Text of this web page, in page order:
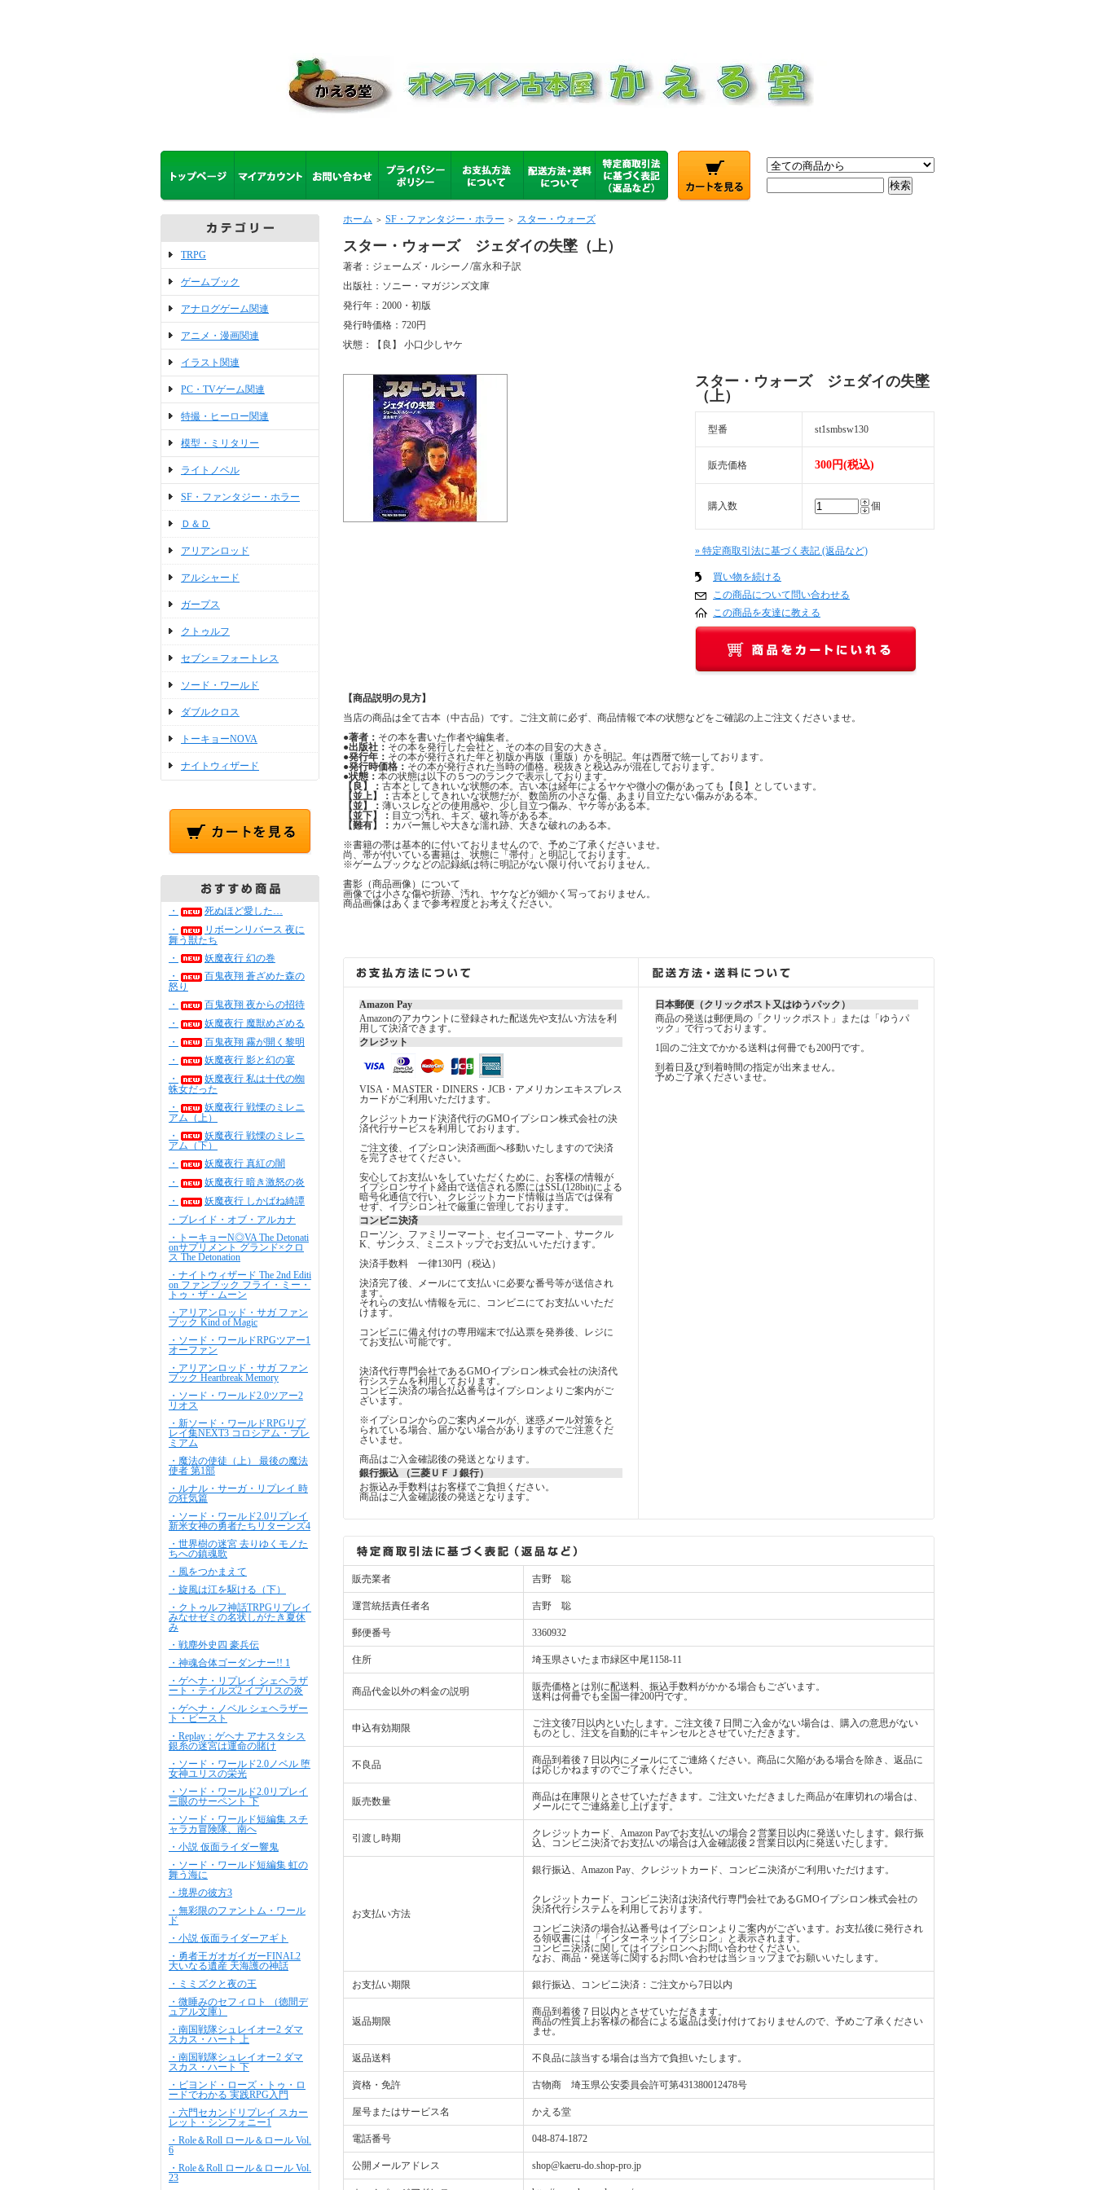
TRPG
ゲームブック
アナログゲーム関連
アニメ・漫画関連
イラスト関連
PC・TVゲーム関連
特撮・ヒーロー関連
模型・ミリタリー
ライトノベル
SF・ファンタジー・ホラー
Ｄ＆Ｄ
アリアンロッド
アルシャード
ガープス
クトゥルフ
セブン＝フォートレス
ソード・ワールド
ダブルクロス
トーキョーNOVA
ナイトウィザード
・
死ぬほど愛した…
・
リボーンリバース 夜に
舞う獣たち
・
妖魔夜行 幻の巻
・
百鬼夜翔 蒼ざめた森の
怒り
・
百鬼夜翔 夜からの招待
・
妖魔夜行 魔獣めざめる
・
百鬼夜翔 霧が開く黎明
・
妖魔夜行 影と幻の宴
・
妖魔夜行 私は十代の蜘
蛛女だった
・
妖魔夜行 戦慄のミレニ
アム（上）
・
妖魔夜行 戦慄のミレニ
アム（下）
・
妖魔夜行 真紅の闇
・
妖魔夜行 暗き激怒の炎
・
妖魔夜行 しかばね綺譚
・ブレイド・オブ・アルカナ
・トーキョーN◎VA The Detonati
onサプリメント グランド×クロ
ス The Detonation
・ナイトウィザード The 2nd Editi
on ファンブック フライ・ミー・
トゥ・ザ・ムーン
・アリアンロッド・サガ ファン
ブック Kind of Magic
・ソード・ワールドRPGツアー1
オーファン
・アリアンロッド・サガ ファン
ブック Heartbreak Memory
・ソード・ワールド2.0ツアー2
リオス
・新ソード・ワールドRPGリプ
レイ集NEXT3 コロシアム・プレ
ミアム
・魔法の使徒（上） 最後の魔法
使者 第1部
・ルナル・サーガ・リプレイ 時
の狂気篇
・ソード・ワールド2.0リプレイ
新米女神の勇者たちリターンズ4
・世界樹の迷宮 去りゆくモノた
ちへの鎮魂歌
・風をつかまえて
・旋風は江を駆ける（下）
・クトゥルフ神話TRPGリプレイ
みなせゼミの名状しがたき夏休
み
・戦塵外史四 豪兵伝
・神魂合体ゴーダンナー!! 1
・ゲヘナ・リプレイ シェヘラザ
ート・テイルズ2 イブリスの炎
・ゲヘナ・ノベル シェヘラザー
ト・ビースト
・Replay：ゲヘナ アナスタシス
銀糸の迷宮は運命の賭け
・ソード・ワールド2.0ノベル 堕
女神ユリスの栄光
・ソード・ワールド2.0リプレイ
三眼のサーペント 下
・ソード・ワールド短編集 スチ
ャラカ冒険隊、南へ
・小説 仮面ライダー響鬼
・ソード・ワールド短編集 虹の
舞う海に
・境界の彼方3
・無彩限のファントム・ワール
ド
・小説 仮面ライダーアギト
・勇者王ガオガイガーFINAL2
大いなる遺産 天海護の神話
・ミミズクと夜の王
・微睡みのセフィロト （徳間デ
ュアル文庫）
・南国戦隊シュレイオー2 ダマ
スカス・ハート 上
・南国戦隊シュレイオー2 ダマ
スカス・ハート 下
・ビヨンド・ローズ・トゥ・ロ
ードでわかる 実践RPG入門
・六門セカンドリプレイ スカー
レット・シンフォニー1
・Role＆Roll ロール＆ロール Vol.
6
・Role＆Roll ロール＆ロール Vol.
23
ホーム ＞ SF・ファンタジー・ホラー ＞ スター・ウォーズ
スター・ウォーズ ジェダイの失墜（上）
著者：ジェームズ・ルシーノ/富永和子訳
出版社：ソニー・マガジンズ文庫
発行年：2000・初版
発行時価格：720円
状態：【良】 小口少しヤケ
スター・ウォーズ ジェダイの失墜
（上）
型番 st1smbsw130
販売価格 300円(税込)
購入数 個
» 特定商取引法に基づく表記 (返品など)
買い物を続ける
この商品について問い合わせる
この商品を友達に教える
【商品説明の見方】
当店の商品は全て古本（中古品）です。ご注文前に必ず、商品情報で本の状態などをご確認の上ご注文くださいませ。
●著者： その本を書いた作者や編集者。
●出版社： その本を発行した会社と、その本の目安の大きさ。
●発行年： その本が発行された年と初版か再版（重版）かを明記。年は西暦で統一しております。
●発行時価格： その本が発行された当時の価格。税抜きと税込みが混在しております。
●状態： 本の状態は以下の５つのランクで表示しております。
【良】： 古本としてきれいな状態の本。古い本は経年によるヤケや微小の傷があっても【良】としています。
【並上】： 古本としてきれいな状態だが、数箇所の小さな傷、あまり目立たない傷みがある本。
【並】： 薄いスレなどの使用感や、少し目立つ傷み、ヤケ等がある本。
【並下】： 目立つ汚れ、キズ、破れ等がある本。
【難有】： カバー無しや大きな濡れ跡、大きな破れのある本。
※書籍の帯は基本的に付いておりませんので、予めご了承くださいませ。
尚、帯が付いている書籍は、状態に「帯付」と明記しております。
※ゲームブックなどの記録紙は特に明記がない限り付いておりません。
書影（商品画像）について
画像では小さな傷や折跡、汚れ、ヤケなどが細かく写っておりません。
商品画像はあくまで参考程度とお考えください。
Amazon Pay
Amazonのアカウントに登録された配送先や支払い方法を利
用して決済できます。
クレジット
VISA・MASTER・DINERS・JCB・アメリカンエキスプレス
カードがご利用いただけます。
クレジットカード決済代行のGMOイプシロン株式会社の決
済代行サービスを利用しております。
ご注文後、イプシロン決済画面へ移動いたしますので決済
を完了させてください。
安心してお支払いをしていただくために、お客様の情報が
イプシロンサイト経由で送信される際にはSSL(128bit)による
暗号化通信で行い、クレジットカード情報は当店では保有
せず、イプシロン社で厳重に管理しております。
コンビニ決済
ローソン、ファミリーマート、セイコーマート、サークル
K、サンクス、ミニストップでお支払いいただけます。
決済手数料 一律130円（税込）
決済完了後、メールにて支払いに必要な番号等が送信され
ます。
それらの支払い情報を元に、コンビニにてお支払いいただ
けます。
コンビニに備え付けの専用端末で払込票を発券後、レジに
てお支払い可能です。
決済代行専門会社であるGMOイプシロン株式会社の決済代
行システムを利用しております。
コンビニ決済の場合払込番号はイプシロンよりご案内がご
ざいます。
※イプシロンからのご案内メールが、迷惑メール対策をと
られている場合、届かない場合がありますのでご注意くだ
さいませ。
商品はご入金確認後の発送となります。
銀行振込 （三菱ＵＦＪ銀行）
お振込み手数料はお客様でご負担ください。
商品はご入金確認後の発送となります。
日本郵便（クリックポスト又はゆうパック）
商品の発送は郵便局の「クリックポスト」または「ゆうパ
ック」で行っております。
1回のご注文でかかる送料は何冊でも200円です。
到着日及び到着時間の指定が出来ません。
予めご了承くださいませ。
販売業者 吉野 聡
運営統括責任者名 吉野 聡
郵便番号 3360932
住所 埼玉県さいたま市緑区中尾1158-11
商品代金以外の料金の説明
販売価格とは別に配送料、振込手数料がかかる場合もございます。
送料は何冊でも全国一律200円です。
申込有効期限
ご注文後7日以内といたします。ご注文後７日間ご入金がない場合は、購入の意思がない
ものとし、注文を自動的にキャンセルとさせていただきます。
不良品
商品到着後７日以内にメールにてご連絡ください。商品に欠陥がある場合を除き、返品に
は応じかねますのでご了承ください。
販売数量
商品は在庫限りとさせていただきます。ご注文いただきました商品が在庫切れの場合は、
メールにてご連絡差し上げます。
引渡し時期
クレジットカード、Amazon Payでお支払いの場合２営業日以内に発送いたします。銀行振
込、コンビニ決済でお支払いの場合は入金確認後２営業日以内に発送いたします。
お支払い方法
銀行振込、Amazon Pay、クレジットカード、コンビニ決済がご利用いただけます。
クレジットカード、コンビニ決済は決済代行専門会社であるGMOイプシロン株式会社の
決済代行システムを利用しております。
コンビニ決済の場合払込番号はイプシロンよりご案内がございます。お支払後に発行され
る領収書には「インターネットイプシロン」と表示されます。
コンビニ決済に関してはイプシロンへお問い合わせください。
なお、商品・発送等に関するお問い合わせは当ショップまでお願いいたします。
お支払い期限 銀行振込、コンビニ決済：ご注文から7日以内
返品期限
商品到着後７日以内とさせていただきます。
商品の性質上お客様の都合による返品は受け付けておりませんので、予めご了承ください
ませ。
返品送料 不良品に該当する場合は当方で負担いたします。
資格・免許 古物商 埼玉県公安委員会許可第431380012478号
屋号またはサービス名 かえる堂
電話番号 048-874-1872
公開メールアドレス shop@kaeru-do.shop-pro.jp